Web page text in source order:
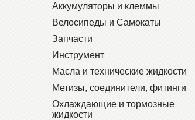
Аккумуляторы и клеммы
Велосипеды и Самокаты
Запчасти
Инструмент
Масла и технические жидкости
Метизы, соединители, фитинги
Охлаждающие и тормозные
жидкости